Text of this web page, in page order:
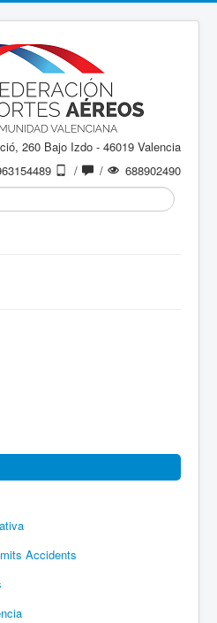
260 Bajo Izdo - 46019 Valencia
/ /
688902490
Motor
Accidents